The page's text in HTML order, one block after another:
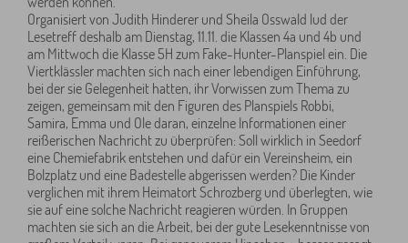
Organisiert von Judith Hinderer und Sheila Osswald lud der
Lesetreff deshalb am Dienstag, 11.11. die Klassen 4a und 4b und
am Mittwoch die Klasse 5H zum Fake-Hunter-Planspiel ein. Die
Viertklässler machten sich nach einer lebendigen Einführung,
bei der sie Gelegenheit hatten, ihr Vorwissen zum Thema zu
zeigen, gemeinsam mit den Figuren des Planspiels Robbi,
Samira, Emma und Ole daran, einzelne Informationen einer
reißerischen Nachricht zu überprüfen: Soll wirklich in Seedorf
eine Chemiefabrik entstehen und dafür ein Vereinsheim, ein
Bolzplatz und eine Badestelle abgerissen werden? Die Kinder
verglichen mit ihrem Heimatort Schrozberg und überlegten, wie
sie auf eine solche Nachricht reagieren würden. In Gruppen
machten sie sich an die Arbeit, bei der gute Lesekenntnisse von